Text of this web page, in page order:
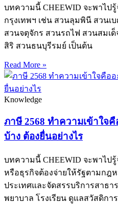
บทความนี้ CHEEWID จะพาไ
กรุงเทพฯ เช่น สวนลุมพินี สวนเ
สวนจตุจักร สวนรถไฟ สวนสมเ
สิริ สวนธนบุรีรมย์ เป็นต้น
Read More »
Knowledge
ภาษี 2568 ทำความเข้าใจคื
บ้าง ต้องยื่นอย่างไร
บทความนี้ CHEEWID จะพาไป
หรือธุรกิจต้องจ่ายให้รัฐตามกฎ
ประเทศและจัดสรรบริการสาธา
พยาบาล โรงเรียน ดูแลสวัสดิกา